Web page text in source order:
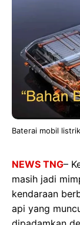
Baterai mobil
NEWS TNG–
masih jadi
kendaraan
api yang